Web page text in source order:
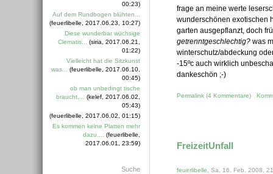
frage an meine werte
wunderschönen exotischen
garten ausgepflanzt, doch
getrenntgeschlechtig? was
winterschutz/abdeckung
-15ºc auch wirklich
dankeschön ;-)
Permalink (4 Kommentare)
FreizeitUnfall
feuerlibelle , Sa, 16. Feb. 2008,
00:23)
Auf dem Rundbogen blühten...
(feuerlibelle, 2017.06.23, 10:27)
Diese wunderbar wüchsige
Clematis...
(siria, 2017.06.21,
01:22)
Vielleicht hat die Sitzkunst
was...
(feuerlibelle, 2017.06.10,
00:45)
ob man unbedingt tische
braucht,...
(kelef, 2017.06.02,
05:43)
(feuerlibelle, 2017.06.02, 01:15)
Es kommen keine Platten mehr
dazu....
(feuerlibelle,
2017.06.01, 23:59)
Suche